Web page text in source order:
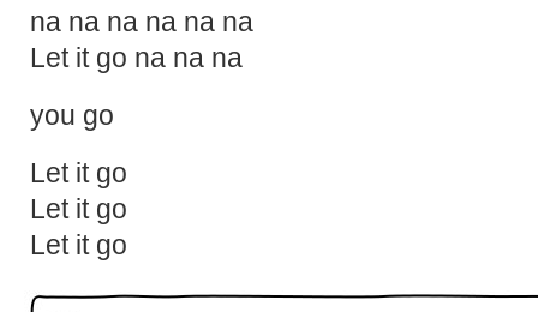
na na na na na na
Let it go na na na
you go
Let it go
Let it go
Let it go